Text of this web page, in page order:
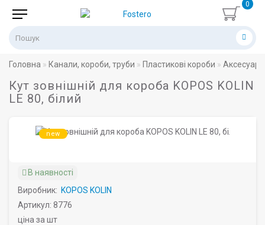
0
Головна Канали, короби, труби Пластикові короби
Кут зовнішній для короба KOPOS KOLIN
LE 80, білий
new
В наявності
Виробник: KOPOS KOLIN
Артикул: 8776
ціна за шт